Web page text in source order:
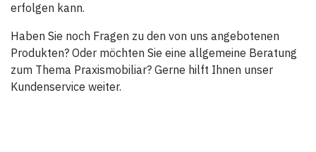
erfolgen kann.
Haben Sie noch Fragen zu den von uns angebotenen
Produkten? Oder möchten Sie eine allgemeine Beratung
zum Thema Praxismobiliar? Gerne hilft Ihnen unser
Kundenservice weiter.